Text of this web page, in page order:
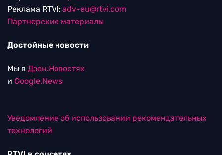
Реклама RTVI: adv-eu@rtvi.com
Партнерские материалы
Достойные новости
Мы в Дзен.Новостях
и Google.News
Уведомление об использовании рекомендательных
технологий